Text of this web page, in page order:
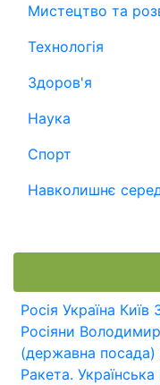
Мистецтво та
Технологія
Здоров'я
Наука
Спорт
Навколишнє
Росія Україна Київ
Росіяни
(державна посада)
Ракета. Українська